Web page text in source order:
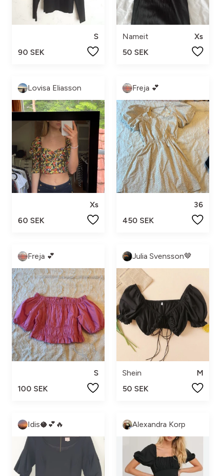
S
90 SEK
Nameit
Xs
50 SEK
Lovisa Eliasson
Xs
60 SEK
Freja 💕
36
450 SEK
Freja 💕
S
100 SEK
Julia Svensson🤎
Shein
M
50 SEK
Idis🥥💕🔥 Alexandra Korp